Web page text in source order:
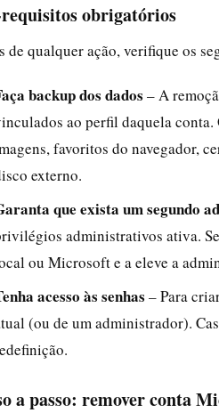
obrigatórios
de qualquer ação, verifique os
backup dos dados – A
ao perfil daquela conta.
favoritos do navegador,
externo.
que exista um segundo
administrativos ativa.
ou Microsoft e a eleve a
acesso às senhas – Para
(ou de um administrador).
a passo: remover conta